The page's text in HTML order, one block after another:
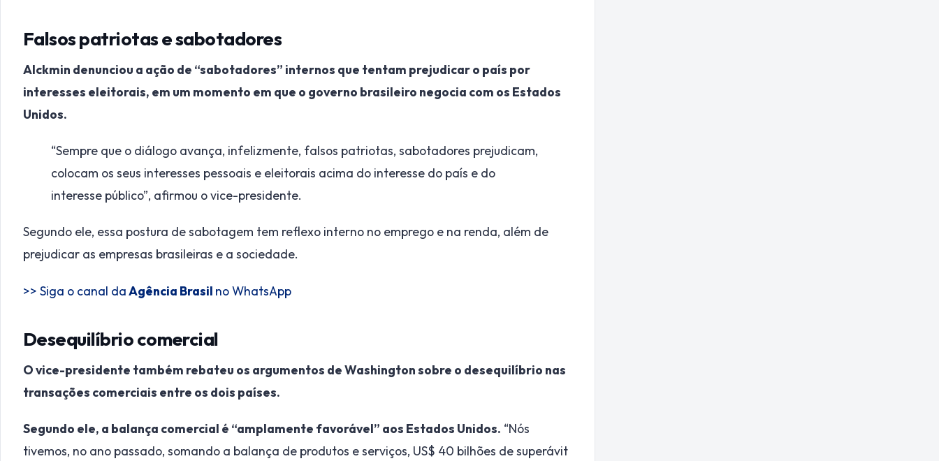
Falsos patriotas e sabotadores
Alckmin denunciou a ação de “sabotadores” internos que tentam prejudicar o país por
interesses eleitorais, em um momento em que o governo brasileiro negocia com os Estados
Unidos.
“Sempre que o diálogo avança, infelizmente, falsos patriotas, sabotadores prejudicam,
colocam os seus interesses pessoais e eleitorais acima do interesse do país e do
interesse público”, afirmou o vice-presidente.
Segundo ele, essa postura de sabotagem tem reflexo interno no emprego e na renda, além de
prejudicar as empresas brasileiras e a sociedade.
>> Siga o canal daAgência Brasil no WhatsApp
Desequilíbrio comercial
O vice-presidente também rebateu os argumentos de Washington sobre o desequilíbrio nas
transações comerciais entre os dois países.
Segundo ele, a balança comercial é “amplamente favorável” aos Estados Unidos. “Nós
tivemos, no ano passado, somando a balança de produtos e serviços, US$ 40 bilhões de superávit